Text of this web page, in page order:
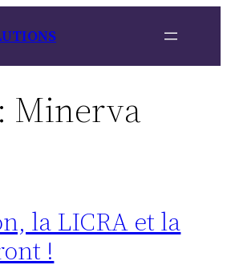
Minerva
la LICRA et la
!